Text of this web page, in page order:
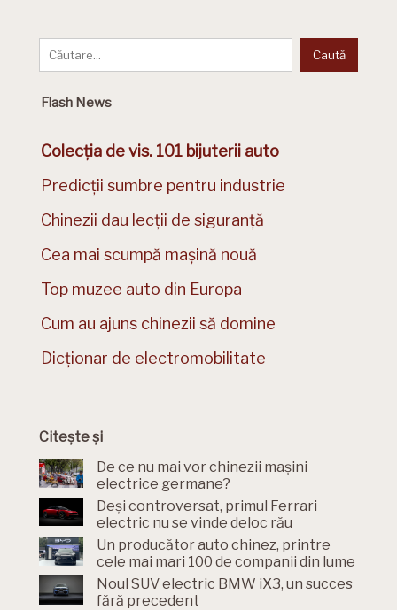
Flash News
Colecția de vis. 101 bijuterii auto
Predicții sumbre pentru industrie
Chinezii dau lecții de siguranță
Cea mai scumpă mașină nouă
Top muzee auto din Europa
Cum au ajuns chinezii să domine
Dicționar de electromobilitate
Citește și
De ce nu mai vor chinezii mașini
electrice germane?
Deși controversat, primul Ferrari
electric nu se vinde deloc rău
Un producător auto chinez, printre
cele mai mari 100 de companii din lume
Noul SUV electric BMW iX3, un succes
fără precedent